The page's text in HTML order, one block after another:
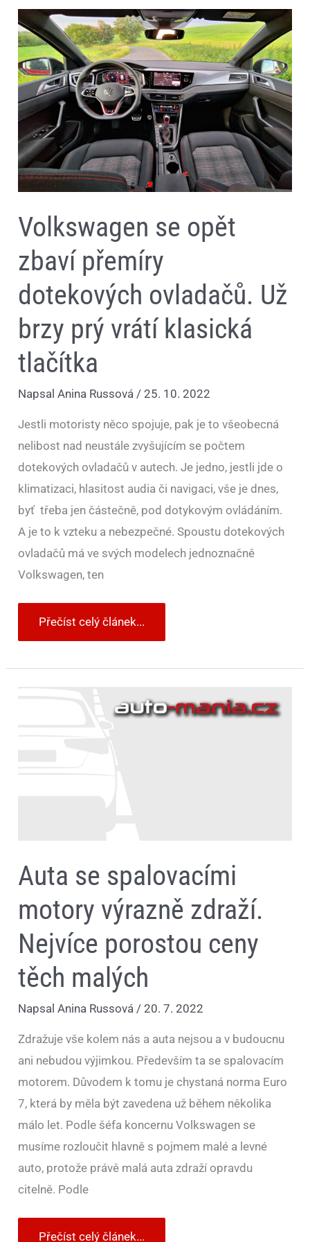
Volkswagen se opět
zbaví přemíry
dotekových ovladačů. Už
brzy prý vrátí klasická
tlačítka
NapsalAnina Russová /25. 10. 2022
Jestli motoristy něco spojuje, pak je to všeobecná
nelibost nad neustále zvyšujícím se počtem
dotekových ovladačů v autech. Je jedno, jestli jde o
klimatizaci, hlasitost audia či navigaci, vše je dnes,
byť třeba jen částečně, pod dotykovým ovládáním.
A je to k vzteku a nebezpečné. Spoustu dotekových
ovladačů má ve svých modelech jednoznačně
Volkswagen, ten
Volkswagen
se
opět
zbaví
přemíry
dotekových
ovladačů.
Už
brzy
vrátí
klasická
tlačítka
Přečíst celý článek...
Auta se spalovacími
motory výrazně zdraží.
Nejvíce porostou ceny
těch malých
NapsalAnina Russová /20. 7. 2022
Zdražuje vše kolem nás a auta nejsou a v budoucnu
ani nebudou výjimkou. Především ta se spalovacím
motorem. Důvodem k tomu je chystaná norma Euro
7, která by měla být zavedena už během několika
málo let. Podle šéfa koncernu Volkswagen se
musíme rozloučit hlavně s pojmem malé a levné
auto, protože právě malá auta zdraží opravdu
citelně. Podle
zdraží.
Přečíst celý článek...